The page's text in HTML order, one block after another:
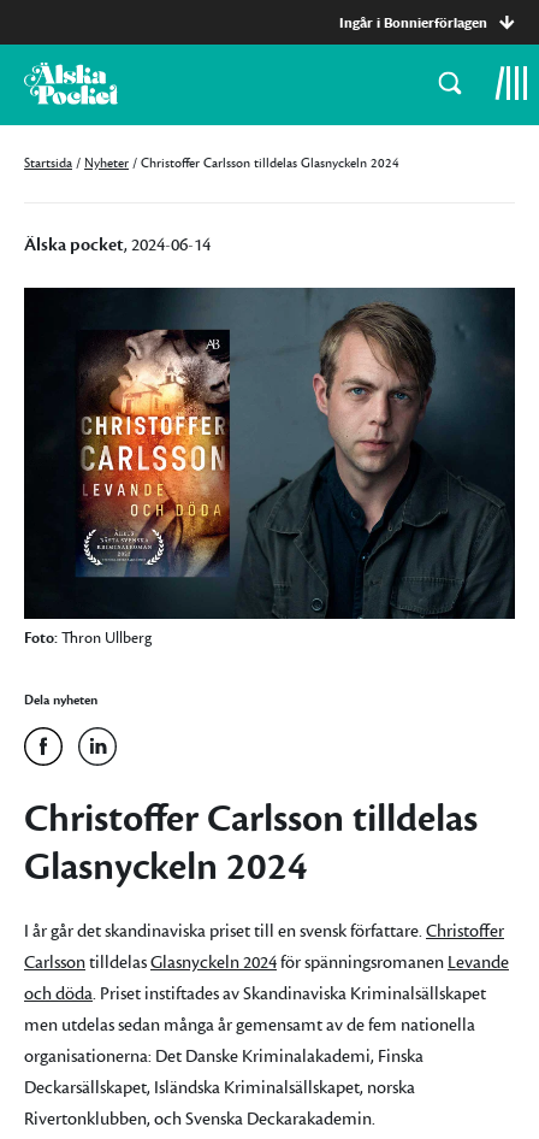
Ingår i Bonnierförlagen
Startsida / Nyheter / Christoffer Carlsson tilldelas Glasnyckeln 2024
Älska pocket, 2024-06-14
Foto:Thron Ullberg
Dela nyheten
Christoffer Carlsson tilldelas
Glasnyckeln 2024
I år går det skandinaviska priset till en svensk författare.Christoffer
CarlssontilldelasGlasnyckeln 2024för spänningsromanen Levande
och döda. Priset instiftades av Skandinaviska Kriminalsällskapet
men utdelas sedan många år gemensamt av de fem nationella
organisationerna: Det Danske Kriminalakademi, Finska
Deckarsällskapet, Isländska Kriminalsällskapet, norska
Rivertonklubben, och Svenska Deckarakademin.